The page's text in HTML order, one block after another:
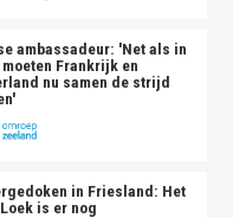
ambassadeur: 'Net als in
moeten Frankrijk en
nu samen de strijd
in Friesland: Het
is er nog